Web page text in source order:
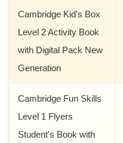
Cambridge Kid's Box
Level 2 Activity Book
with Digital Pack New
Generation
Cambridge Fun Skills
Level 1 Flyers
Student's Book with